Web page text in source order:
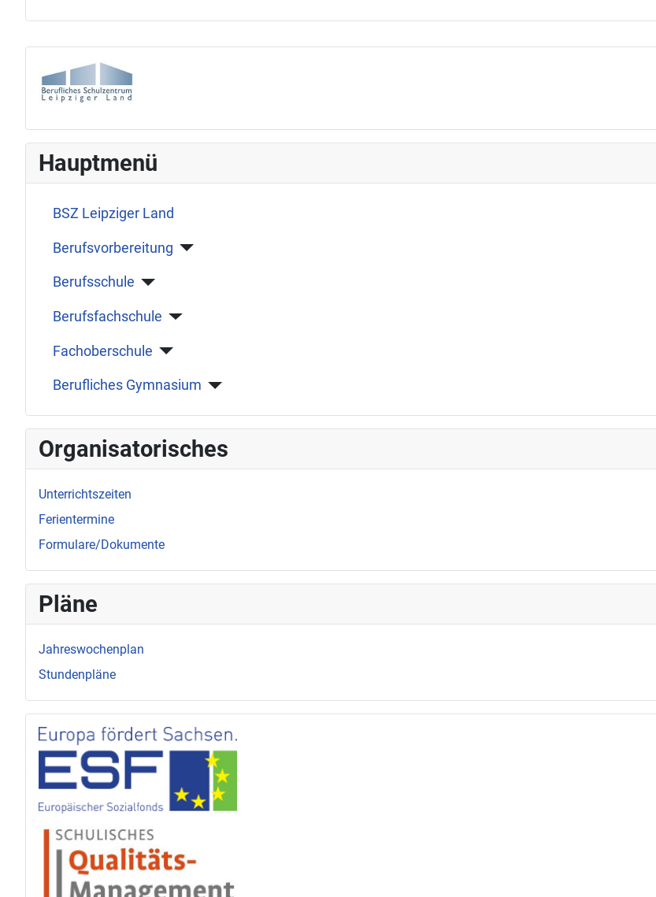
Hauptmenü
BSZ Leipziger Land
Berufsvorbereitung
Berufsschule
Berufsfachschule
Fachoberschule
Berufliches Gymnasium
Organisatorisches
Unterrichtszeiten
Ferientermine
Formulare/Dokumente
Pläne
Jahreswochenplan
Stundenpläne